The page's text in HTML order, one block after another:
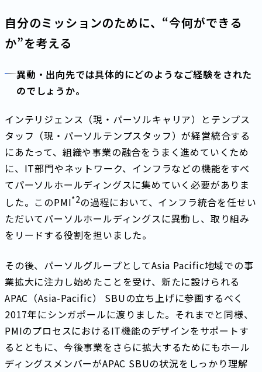
自分のミッションのために、“今何ができる
か”を考える
異動・出向先では具体的にどのようなご経験をされた
のでしょうか。
インテリジェンス（現・パーソルキャリア）とテンプス
タッフ（現・パーソルテンプスタッフ）が経営統合する
にあたって、組織や事業の融合をうまく進めていくため
に、IT部門やネットワーク、インフラなどの機能をすべ
てパーソルホールディングスに集めていく必要がありま
した。このPMI*2の過程において、インフラ統合を任せい
ただいてパーソルホールディングスに異動し、取り組み
をリードする役割を担いました。
その後、パーソルグループとしてAsia Pacific地域での事
業拡大に注力し始めたことを受け、新たに設けられる
APAC（Asia-Pacific） SBUの立ち上げに参画するべく
2017年にシンガポールに渡りました。それまでと同様、
PMIのプロセスにおけるIT機能のデザインをサポートす
るとともに、今後事業をさらに拡大するためにもホール
ディングスメンバーがAPAC SBUの状況をしっかり理解